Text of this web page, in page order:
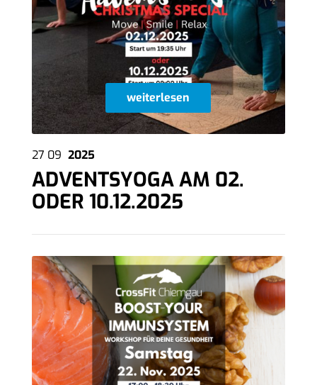
weiterlesen
27 09 2025
ADVENTSYOGA AM 02.
ODER 10.12.2025